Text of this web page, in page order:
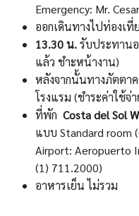
Emergency: Mr.
ออกเดินทางไปท่องเที่
13.30 น.รับประทานอ
แล้ว ชำะหน้างาน)
หลังจากนั้นทางภัตตาค
โรงแรม (ชำระค่าใช้จ่
ที่พัก Costa del Sol
แบบ Standard room
Airport: Aeropuerto
(1) 711.2000)
อาหารเย็น ไม่รวม